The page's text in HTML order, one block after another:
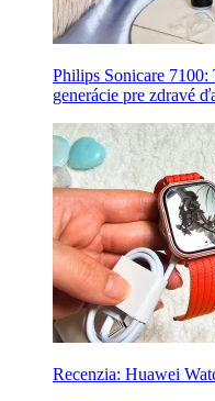
Philips Sonicare
generácie pre zdravé
Recenzia: Huawei